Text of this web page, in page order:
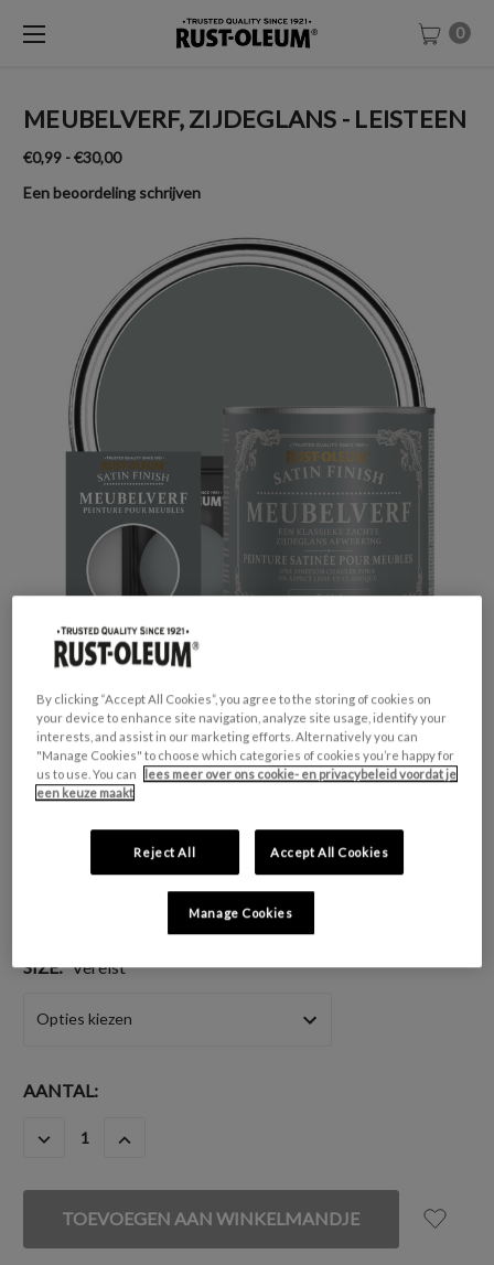
0
MEUBELVERF, ZIJDEGLANS - LEISTEEN
€0,99 - €30,00
Een beoordeling schrijven
GESCHIKT VOOR:
KLEURGROEP: Grijs
KLEURCOLLECTIE:
SIZE: Vereist
HUIDIGE
AANTAL:
HOEVEELHEID
VAN
UNDEFINED
HOEVEELHEID
VAN
UNDEFINED
By clicking “Accept All Cookies”, you agree to the storing of cookies on
your device to enhance site navigation, analyze site usage, identify your
interests, and assist in our marketing efforts. Alternatively you can
"Manage Cookies" to choose which categories of cookies you’re happy for
us to use. You can
lees meer over ons cookie- en privacybeleid voordat je
een keuze maakt
Reject All Accept All Cookies
Manage Cookies